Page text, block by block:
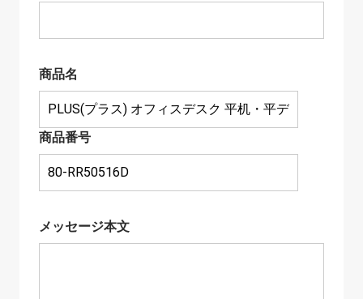
商品名
商品番号
メッセージ本文